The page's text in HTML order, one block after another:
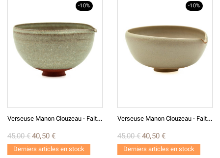
V
Erseuse Manon Clouzeau - Fait Main V12
45,00 €
-10%
40,50 €
Derniers articles en stock
V
Erseuse Manon Clouzeau - Fait Main V4
45,00 €
-10%
40,50 €
Derniers articles en stock